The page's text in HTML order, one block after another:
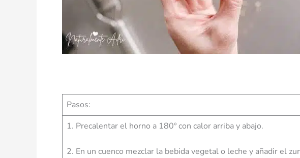
Pasos:
1. Precalentar el horno a 180º con calor arriba y abajo.
2. En un cuenco mezclar la bebida vegetal o leche y añadir el